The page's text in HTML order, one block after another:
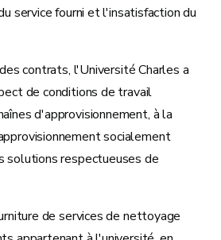
service fourni et l'insatisfaction du
contrats, l'Université Charles a
de conditions de travail
d'approvisionnement, à la
socialement
solutions respectueuses de
de services de nettoyage